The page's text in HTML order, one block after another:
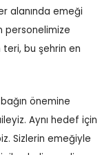
alanında emeği
personelimize
teri, bu şehrin en
önemine
Aynı hedef için
Sizlerin emeğiyle